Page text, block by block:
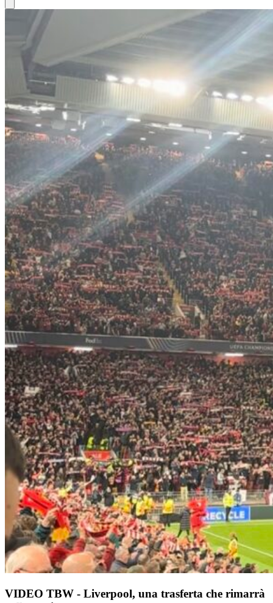
VIDEO TBW - Liverpool, una trasferta che rimarrà